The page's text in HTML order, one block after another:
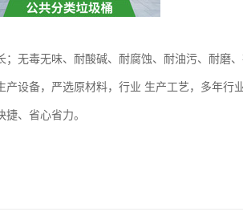
无毒无味、耐酸碱、耐腐蚀、耐油污、耐磨、
设备，严选原材料，行业 生产工艺，多年行
、省心省力。